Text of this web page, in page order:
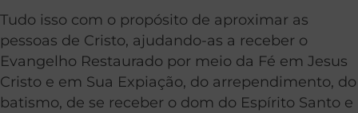
Tudo isso com o propósito de aproximar as
pessoas de Cristo, ajudando-as a receber o
Evangelho Restaurado por meio da Fé em Jesus
Cristo e em Sua Expiação, do arrependimento, do
batismo, de se receber o dom do Espírito Santo e